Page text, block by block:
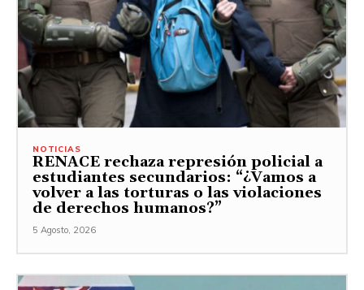
NOTICIAS
RENACE rechaza represión policial a
estudiantes secundarios: “¿Vamos a
volver a las torturas o las violaciones
de derechos humanos?”
5 Agosto, 2026